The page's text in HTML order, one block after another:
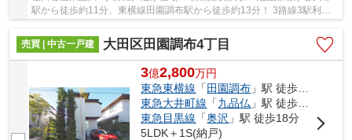
駅から徒歩約11分、東横線田園調布駅から徒歩約13分！ 3路線3駅利用
売買 | 中古一戸建
大田区田園調布4丁目
3億2,800万円
東急東横線 「 田園調布 」駅 徒歩8分
東急大井町線 「九品仏 」駅 徒歩15分
東急目黒線 「奥沢 」駅 徒歩18分
5LDK＋1S(納戸)